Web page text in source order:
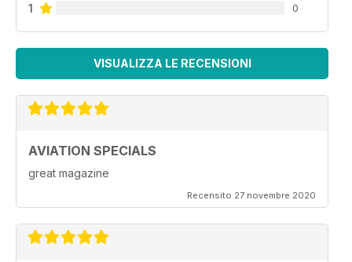
1 0
VISUALIZZA LE RECENSIONI
AVIATION SPECIALS
great magazine
Recensito 27 novembre 2020